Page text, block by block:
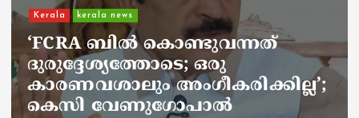
ചാലിശേരിയില്‍ സര്‍ക്കാര്‍
ജനകീയ ആരോഗ്യകേന്ദ്രത്തില്‍
നഴ്സിന് അണലിയുടെ കടിയേറ്റു;
അണലിയുടെ കടിയേറ്റത്
ഡ്യൂട്ടിക്കിടെ